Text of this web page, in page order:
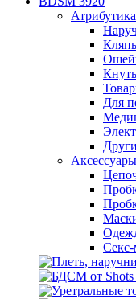
Атрибутика
Для
Секс-